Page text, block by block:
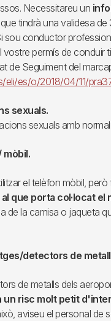
Necessitareu un
tindrà una validesa
sou conductor
vostre permís de conduir
de Seguiment del
eli/es/o/2018/04/11/
sexuals.
sexuals amb
mòbil.
el telèfon mòbil, però
que porta col·locat el
de la camisa o jaqueta
detectors de
de metalls dels
un risc molt petit
aviseu el personal de